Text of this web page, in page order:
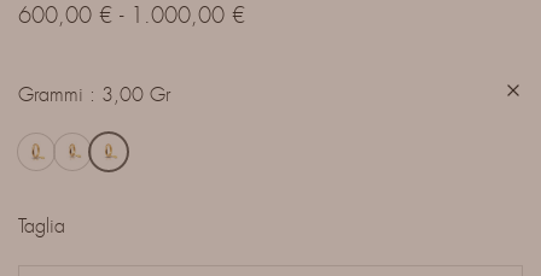
600,00 € - 1.000,00 €
Grammi 3,00 Gr
Taglia